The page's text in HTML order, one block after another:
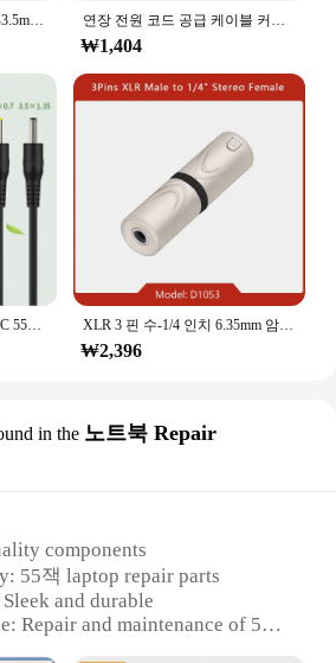
골드 6.3mm 1/4 "수 플러그-3.5mm 1/8" 암 잭 스테레오 헤드폰 오디오 어댑터, 홈 커넥터 어댑터 마이크, 인기 판매 연장 전원 코드 공급 케이블 커넥터, USB A 수-DC 55*21 55*25 4*1.7 3.5*1.35 2.5*0.7mm 잭 플러그, 5V 3A 1M 2M 6FT
₩1,404
1M 5V 2A USB A Male to DC 55*21 55*25 4*1.7 3.5*1.35 2.5*0.7 MM 잭 플러그, 연장 전원 코드 공급 케이블 커넥터 USB 허브 XLR 3 핀 수-1/4 인치 6.35mm 암 어댑터 소켓, 오디오 커넥터 TRS 잭, XLR 암-6.35mm 암 마이크 믹서, 1 개
₩2,396
in the 노트북 Repair
components
55잭 laptop repair parts
and durable
Repair and maintenance of 55